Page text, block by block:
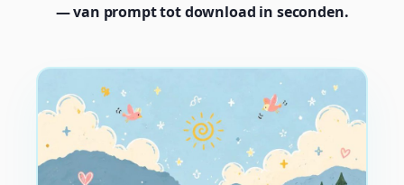
— van prompt tot download in seconden.